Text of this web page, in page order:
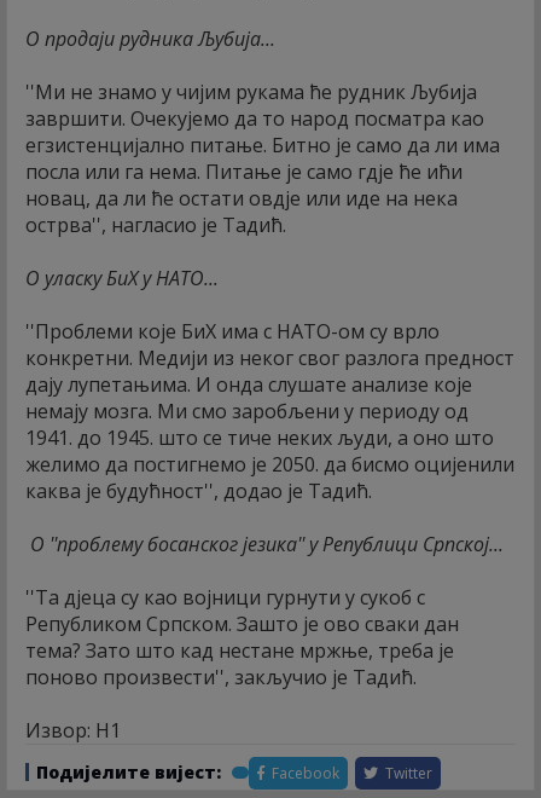
О продаји рудника Љубија...
''Ми не знамо у чијим рукама ће рудник Љубија
завршити. Очекујемо да то народ посматра као
егзистенцијално питање. Битно је само да ли има
посла или га нема. Питање је само гдје ће ићи
новац, да ли ће остати овдје или иде на нека
острва'', нагласио је Тадић.
О уласку БиХ у НАТО...
''Проблеми које БиХ има с НАТО-ом су врло
конкретни. Медији из неког свог разлога предност
дају лупетањима. И онда слушате анализе које
немају мозга. Ми смо заробљени у периоду од
1941. до 1945. што се тиче неких људи, а оно што
желимо да постигнемо је 2050. да бисмо оцијенили
каква је будућност'', додао је Тадић.
О ''проблему босанског језика'' у Републици Српској...
''Та дјеца су као војници гурнути у сукоб с
Републиком Српском. Зашто је ово сваки дан
тема? Зато што кад нестане мржње, треба је
поново произвести'', закључио је Тадић.
Извор: Н1
Подијелите вијест: Facebook Twitter